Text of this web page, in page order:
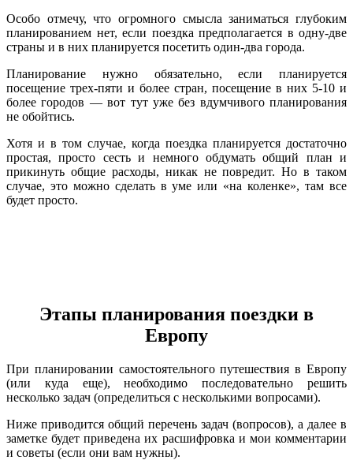
Особо отмечу, что огромного смысла заниматься глубоким
планированием нет, если поездка предполагается в одну-две
страны и в них планируется посетить один-два города.
Планирование нужно обязательно, если планируется
посещение трех-пяти и более стран, посещение в них 5-10 и
более городов — вот тут уже без вдумчивого планирования
не обойтись.
Хотя и в том случае, когда поездка планируется достаточно
простая, просто сесть и немного обдумать общий план и
прикинуть общие расходы, никак не повредит. Но в таком
случае, это можно сделать в уме или «на коленке», там все
будет просто.
Этапы планирования поездки в
Европу
При планировании самостоятельного путешествия в Европу
(или куда еще), необходимо последовательно решить
несколько задач (определиться с несколькими вопросами).
Ниже приводится общий перечень задач (вопросов), а далее в
заметке будет приведена их расшифровка и мои комментарии
и советы (если они вам нужны).